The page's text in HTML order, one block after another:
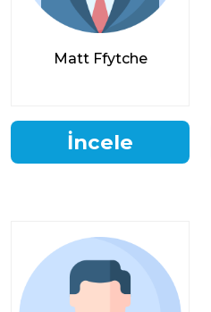
Matt Ffytche
İncele